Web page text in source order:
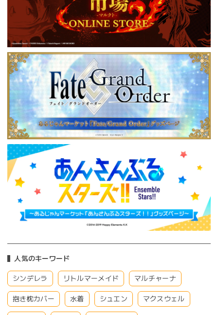
人気のキーワード
シンデレラ リトルマーメイド マルチャーナ
抱き枕カバー 水着 シュエン マクスウェル